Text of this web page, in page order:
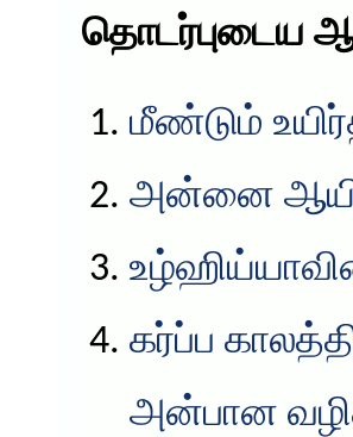
தொடர்புடைய
மீண்டும்
அன்னை
கர்ப்ப
அன்பான